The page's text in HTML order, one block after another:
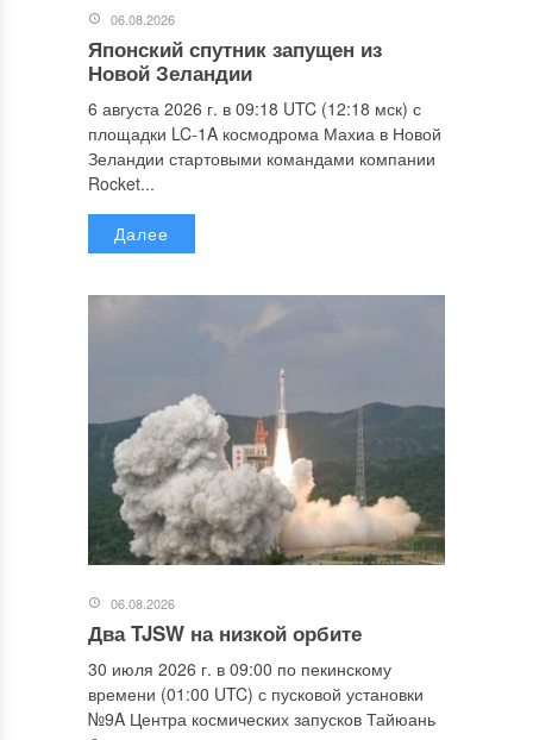
06.08.2026
Японский спутник запущен из
Новой Зеландии
6 августа 2026 г. в 09:18 UTC (12:18 мск) с
площадки LC-1A космодрома Махиа в Новой
Зеландии стартовыми командами компании
Rocket...
Далее
06.08.2026
Два TJSW на низкой орбите
30 июля 2026 г. в 09:00 по пекинскому
времени (01:00 UTC) с пусковой установки
№9A Центра космических запусков Тайюань